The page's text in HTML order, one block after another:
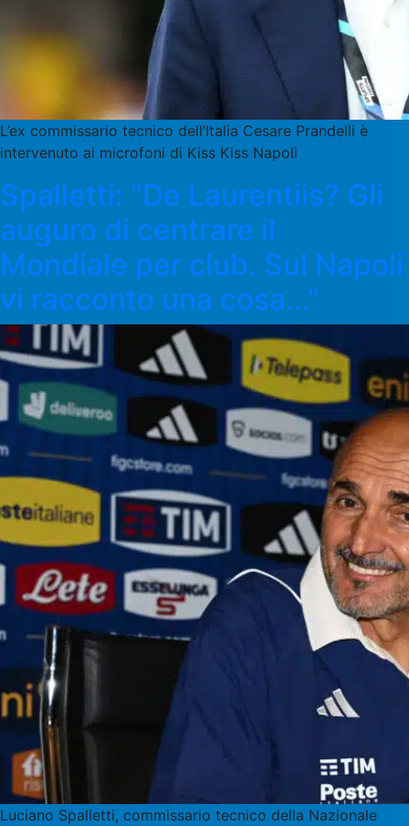
L’ex commissario tecnico dell’Italia Cesare Prandelli è
intervenuto ai microfoni di Kiss Kiss Napoli
Spalletti: “De Laurentiis? Gli
auguro di centrare il
Mondiale per club. Sul Napoli
vi racconto una cosa…”
Luciano Spalletti, commissario tecnico della Nazionale